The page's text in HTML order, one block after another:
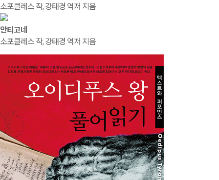
소포클레스 작, 강태경 역저 지음
안티고네
소포클레스 작, 강태경 역저 지음